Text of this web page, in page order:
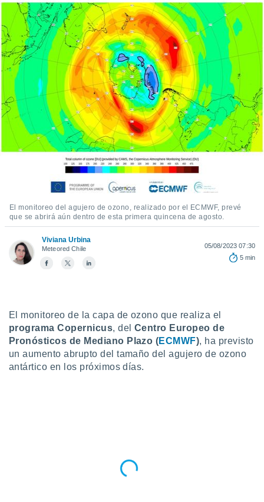
digital
basada
permite
seguir
coste.
botón
sean
nuestros
nos
y análisis
en
en
nuestra
y
ACEPTAR
CONTINUAR
CONFIGURACIÓN
El monitoreo del agujero de ozono, realizado por el ECMWF, prevé
que se abrirá aún dentro de esta primera quincena de agosto.
Viviana Urbina
Meteored Chile
05/08/2023 07:30
5 min
El monitoreo de la capa de ozono que realiza el
programa Copernicus, del Centro Europeo de
Pronósticos de Mediano Plazo (ECMWF), ha previsto
un aumento abrupto del tamaño del agujero de ozono
antártico en los próximos días.